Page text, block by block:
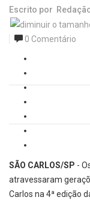
Escrito por
0 Comentário
SÃO CARLOS/SP -
atravessaram
Carlos na 4ª edição